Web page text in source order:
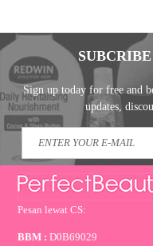
Sign up today for free and
updates,
Pesan lewat CS:
BBM : D0B69029